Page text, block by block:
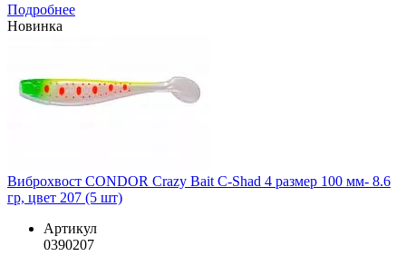
Подробнее
Новинка
Виброхвост CONDOR Crazy Bait C-Shad 4 размер 100 мм- 8.6
гр, цвет 207 (5 шт)
Артикул
0390207